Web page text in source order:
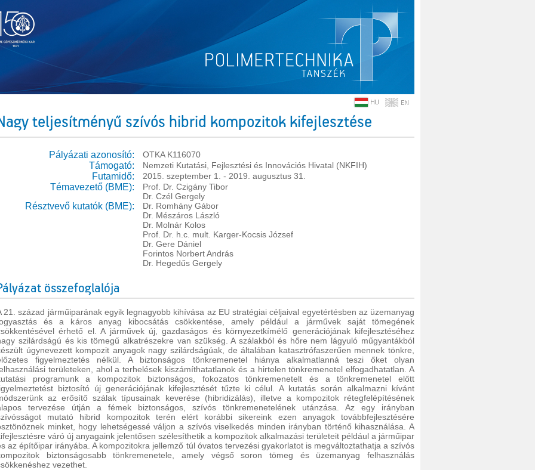
teljesítményű szívós hibrid kompozitok kifejlesztése
Pályázati azonosító: OTKA K116070
Támogató: Nemzeti Kutatási, Fejlesztési és Innovációs Hivatal (NKFIH)
Futamidő: 2015. szeptember 1. - 2019. augusztus 31.
Témavezető (BME):
Prof. Dr. Czigány Tibor
Dr. Czél Gergely
Résztvevő kutatók (BME):
Dr. Romhány Gábor
Dr. Mészáros László
Dr. Molnár Kolos
Prof. Dr. h.c. mult. Karger-Kocsis József
Dr. Gere Dániel
Forintos Norbert András
Dr. Hegedűs Gergely
összefoglalója
21. század járműiparának egyik legnagyobb kihívása az EU stratégiai céljaival egyetértésben az üzemanyag
és a káros anyag kibocsátás csökkentése, amely például a járművek saját tömegének
érhető el. A járművek új, gazdaságos és környezetkímélő generációjának kifejlesztéséhez
szilárdságú és kis tömegű alkatrészekre van szükség. A szálakból és hőre nem lágyuló műgyantákból
úgynevezett kompozit anyagok nagy szilárdságúak, de általában katasztrófaszerűen mennek tönkre,
figyelmeztetés nélkül. A biztonságos tönkremenetel hiánya alkalmatlanná teszi őket olyan
területeken, ahol a terhelések kiszámíthatatlanok és a hirtelen tönkremenetel elfogadhatatlan. A
programunk a kompozitok biztonságos, fokozatos tönkremenetelt és a tönkremenetel előtt
biztosító új generációjának kifejlesztését tűzte ki célul. A kutatás során alkalmazni kívánt
az erősítő szálak típusainak keverése (hibridizálás), illetve a kompozitok rétegfelépítésének
tervezése útján a fémek biztonságos, szívós tönkremenetelének utánzása. Az egy irányban
mutató hibrid kompozitok terén elért korábbi sikereink ezen anyagok továbbfejlesztésére
minket, hogy lehetségessé váljon a szívós viselkedés minden irányban történő kihasználása. A
váró új anyagaink jelentősen szélesíthetik a kompozitok alkalmazási területeit például a járműipar
az építőipar irányába. A kompozitokra jellemző túl óvatos tervezési gyakorlatot is megváltoztathatja a szívós
biztonságosabb tönkremenetele, amely végső soron tömeg és üzemanyag felhasználás
vezethet.